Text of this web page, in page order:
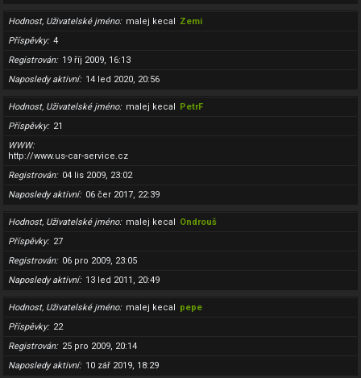
Hodnost, Uživatelské jméno malej kecal Zemi
Příspěvky
4
Registrován
19 říj 2009, 16:13
Naposledy aktivní
14 led 2020, 20:56
Hodnost, Uživatelské jméno malej kecal PetrF
Příspěvky
21
WWW
http://www.us-car-service.cz
Registrován
04 lis 2009, 23:02
Naposledy aktivní
06 čer 2017, 22:39
Hodnost, Uživatelské jméno malej kecal Ondrouš
Příspěvky
27
Registrován
06 pro 2009, 23:05
Naposledy aktivní
13 led 2011, 20:49
Hodnost, Uživatelské jméno malej kecal pepe
Příspěvky
22
Registrován
25 pro 2009, 20:14
Naposledy aktivní
10 zář 2019, 18:29